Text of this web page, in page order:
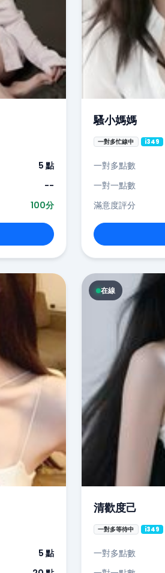
5 點
--
100分
騷小媽媽
一對多忙線中 i349
一對多點數
一對一點數
滿意度評分
5 點
在線
清歡度己
一對多等待中 i349
一對多點數